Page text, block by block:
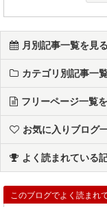
月別記事一覧を見る
カテゴリ別記事一
フリーページ一覧
お気に入りブログ
よく読まれている
このブログでよく読まれ